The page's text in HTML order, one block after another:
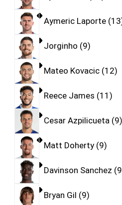
Aymeric Laporte 13
Jorginho 9
Mateo Kovacic 12
Reece James 11
Cesar Azpilicueta 9
Matt Doherty 9
Davinson Sanchez 9
Bryan Gil 9